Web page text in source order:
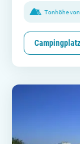
Tonhöhe von